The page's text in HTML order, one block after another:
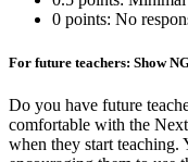
0 points: No
For future teachers: Show
Do you have future
comfortable with the
when they start teaching.